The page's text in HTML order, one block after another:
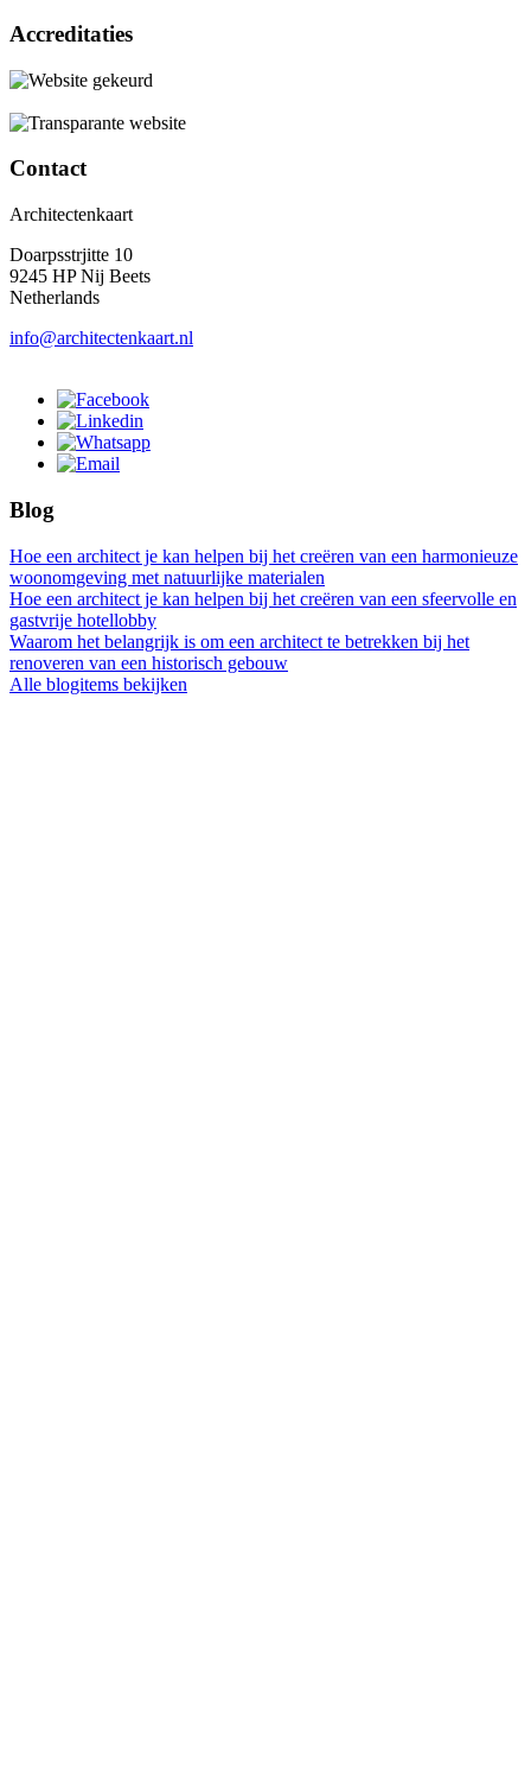
Accreditaties
Contact
Architectenkaart
Doarpsstrjitte 10
9245 HP Nij Beets
Netherlands
info@architectenkaart.nl
Blog
Hoe een architect je kan helpen bij het creëren van een harmonieuze
woonomgeving met natuurlijke materialen
Hoe een architect je kan helpen bij het creëren van een sfeervolle en
gastvrije hotellobby
Waarom het belangrijk is om een architect te betrekken bij het
renoveren van een historisch gebouw
Alle blogitems bekijken